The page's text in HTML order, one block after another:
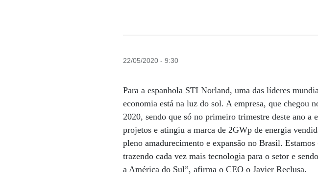
22/05/2020 - 9:30
Para a espanhola STI Norland, uma das líderes
economia está na luz do sol. A empresa, que chegou
2020, sendo que só no primeiro trimestre deste ano
projetos e atingiu a marca de 2GWp de energia
pleno amadurecimento e expansão no Brasil.
trazendo cada vez mais tecnologia para o setor e
a América do Sul”, afirma o CEO o Javier Reclusa.